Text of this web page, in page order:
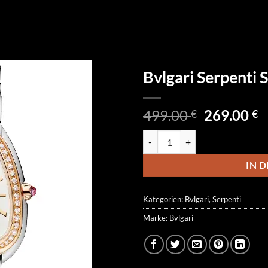
Bvlgari Serpenti
499.00€
499.00 €
269.00€
IN
Kategorien: Bvlgari, Serpenti
Marke: Bvlgari